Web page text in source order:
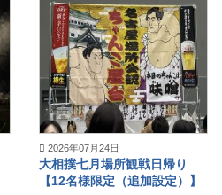
2026年07月24日
大相撲七月場所観戦日帰り
【12名様限定（追加設定）】